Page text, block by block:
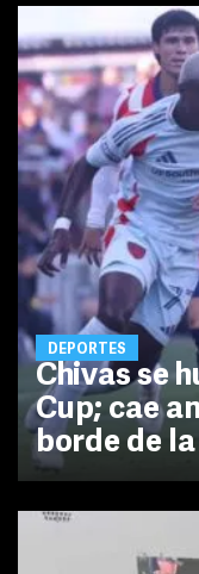
DEPORTES
Chivas se
Cup; cae
borde de